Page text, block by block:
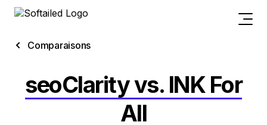
Comparaisons
seoClarity vs. INK For
All